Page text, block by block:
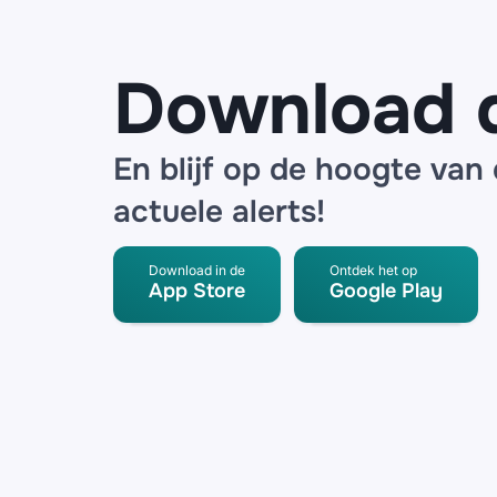
Download
En blijf op de hoogte van
actuele alerts!
Download in de
App Store
Ontdek het op
Google Play